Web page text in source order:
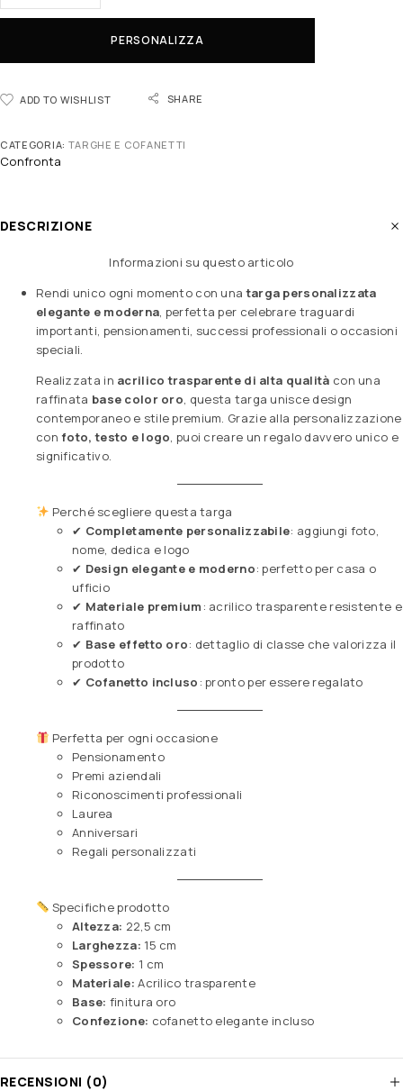
PERSONALIZZA
ADD TO WISHLIST SHARE
CATEGORIA: TARGHE E COFANETTI
Confronta
DESCRIZIONE
Informazioni su questo articolo
Rendi unico ogni momento con unatarga personalizzata
elegante e moderna, perfetta per celebrare traguardi
importanti, pensionamenti, successi professionali o occasioni
speciali.
Realizzata in acrilico trasparente di alta qualità con una
raffinata base color oro, questa targa unisce design
contemporaneo e stile premium. Grazie alla personalizzazione
confoto, testo e logo, puoi creare un regalo davvero unico e
significativo.
Perché scegliere questa targa
✔ Completamente personalizzabile: aggiungi foto,
nome, dedica e logo
✔ Design elegante e moderno: perfetto per casa o
ufficio
✔ Materiale premium : acrilico trasparente resistente e
raffinato
✔ Base effetto oro: dettaglio di classe che valorizza il
prodotto
✔ Cofanetto incluso : pronto per essere regalato
Perfetta per ogni occasione
Pensionamento
Premi aziendali
Riconoscimenti professionali
Laurea
Anniversari
Regali personalizzati
Specifiche prodotto
Altezza: 22,5 cm
Larghezza: 15 cm
Spessore: 1 cm
Materiale: Acrilico trasparente
Base: finitura oro
Confezione: cofanetto elegante incluso
RECENSIONI (0)